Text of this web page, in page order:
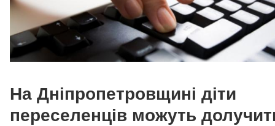
На Дніпропетровщині діти
переселенців можуть